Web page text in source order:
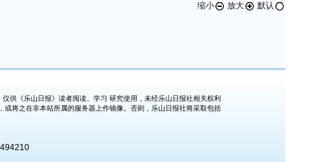
缩小 放大 默认
《乐山日报》读者阅读、学习 研究使用，未经乐山日报社相关权利
将之在非本站所属的服务器上作镜像。否则，乐山日报社将采取包括